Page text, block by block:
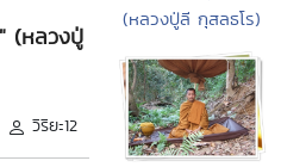
(หลวงปู่
วิริยะ12
(หลวงปู่ลี กุสลธโร)